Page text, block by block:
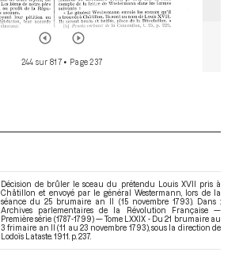
244 sur 817 • Page 237
Décision de brûler le sceau du prétendu Louis XVII pris à
Châtillon et envoyé par le général Westermann, lors de la
séance du 25 brumaire an II (15 novembre 1793). Dans :
Archives parlementaires de la Révolution Française —
Première série (1787-1799) — Tome LXXIX - Du 21 brumaire au
3 frimaire an II (11 au 23 novembre 1793), sous la direction de
Lodoïs Lataste. 1911. p. 237.